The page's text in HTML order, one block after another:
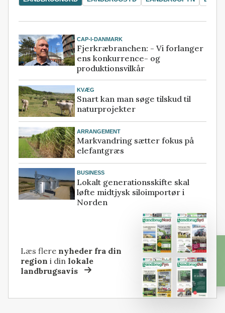
CAP-I-DANMARK
Fjerkræbranchen: - Vi forlanger
ens konkurrence- og
produktionsvilkår
KVÆG
Snart kan man søge tilskud til
naturprojekter
ARRANGEMENT
Markvandring sætter fokus på
elefantgræs
BUSINESS
Lokalt generationsskifte skal
løfte midtjysk siloimportør i
Norden
Læs flere nyheder fra din
region i dinlokale
landbrugsavis